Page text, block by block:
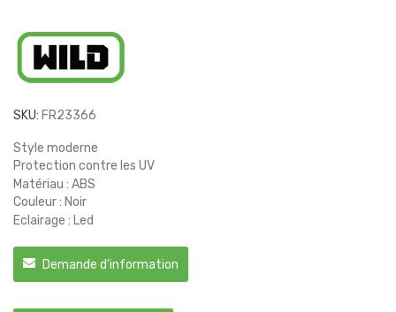
SKU: FR23366
Style moderne
Protection contre les UV
Matériau : ABS
Couleur : Noir
Eclairage : Led
Demande d'information